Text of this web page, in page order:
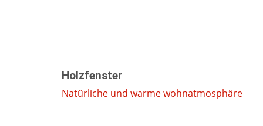
Holzfenster
Natürliche und warme wohnatmosphäre